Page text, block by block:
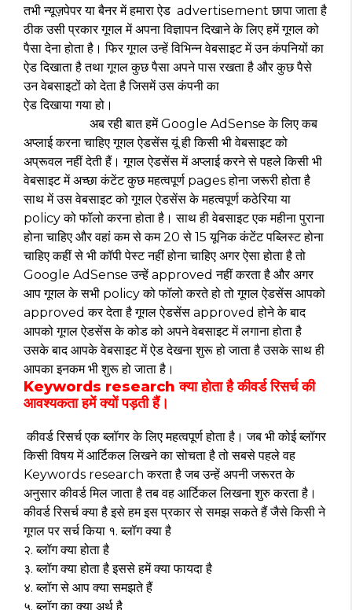
तभी न्यूज़पेपर या बैनर में हमारा ऐड advertisement छापा जाता है
ठीक उसी प्रकार गूगल में अपना विज्ञापन दिखाने के लिए हमें गूगल को
पैसा देना होता है। फिर गूगल उन्हें विभिन्न वेबसाइट में उन कंपनियों का
ऐड दिखाता है तथा गूगल कुछ पैसा अपने पास रखता है और कुछ पैसे
उन वेबसाइटों को देता है जिसमें उस कंपनी का
ऐड दिखाया गया हो।
अब रही बात हमें Google AdSense के लिए कब
अप्लाई करना चाहिए गूगल ऐडसेंस यूं ही किसी भी वेबसाइट को
अप्रूवल नहीं देती हैं। गूगल ऐडसेंस में अप्लाई करने से पहले किसी भी
वेबसाइट में अच्छा कंटेंट कुछ महत्वपूर्ण pages होना जरूरी होता है
साथ में उस वेबसाइट को गूगल ऐडसेंस के महत्वपूर्ण कठेरिया या
policy को फॉलो करना होता है। साथ‌ ही वेबसाइट एक महीना पुराना
होना चाहिए और वहां कम से कम 20 से 15 यूनिक कंटेंट पब्लिस्ट होना
चाहिए कहीं से भी कॉपी पेस्ट नहीं होना चाहिए अगर ऐसा होता है तो
Google AdSense उन्हें approved नहीं करता है और अगर
आप गूगल के सभी policy को फॉलो करते हो तो गूगल ऐडसेंस आपको
approved कर देता है गूगल ऐडसेंस approved होने के बाद
आपको गूगल ऐडसेंस के कोड को अपने वेबसाइट में लगाना होता है
उसके बाद आपके वेबसाइट में ऐड देखना शुरू हो जाता है उसके साथ ही
आपका इनकम भी शुरू हो जाता है।
Keywords research क्या होता है कीवर्ड रिसर्च की
आवश्यकता हमें क्यों पड़ती हैं।
कीवर्ड रिसर्च एक ब्लॉगर के लिए महत्वपूर्ण होता है। जब भी कोई ब्लॉगर
किसी विषय में आर्टिकल लिखने का सोचता है तो सबसे पहले वह
Keywords research करता है जब उन्हें अपनी जरूरत के
अनुसार कीवर्ड मिल जाता है तब वह आर्टिकल लिखना शुरु करता है।
कीवर्ड रिसर्च क्या है इसे हम इस प्रकार से समझ सकते हैं जैसे किसी ने
गूगल पर सर्च किया १. ब्लॉग क्या है
२. ब्लॉग क्या होता है
३. ब्लॉग क्या होता है इससे हमें क्या फायदा है
४. ब्लॉग से आप क्या समझते हैं
५. ब्लॉग का क्या अर्थ है